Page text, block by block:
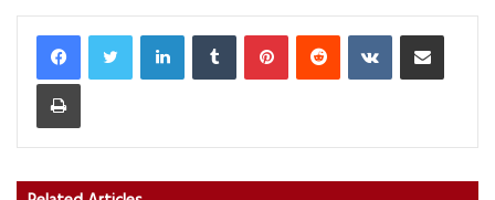
LinkedInTumblr PinterestReddit VKontakteShare via Email
Print